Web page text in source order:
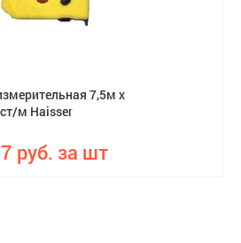
7,5м х
м Haisser
руб. за шт